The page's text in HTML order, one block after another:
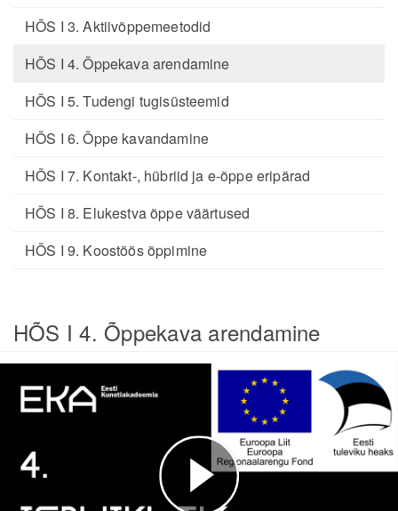
HÕS I 3. Aktiivõppemeetodid
HÕS I 4. Õppekava arendamine
HÕS I 5. Tudengi tugisüsteemid
HÕS I 6. Õppe kavandamine
HÕS I 7. Kontakt-, hübriid ja e-õppe eripärad
HÕS I 8. Elukestva õppe väärtused
HÕS I 9. Koostöös õppimine
HÕS I 4. Õppekava arendamine
Play